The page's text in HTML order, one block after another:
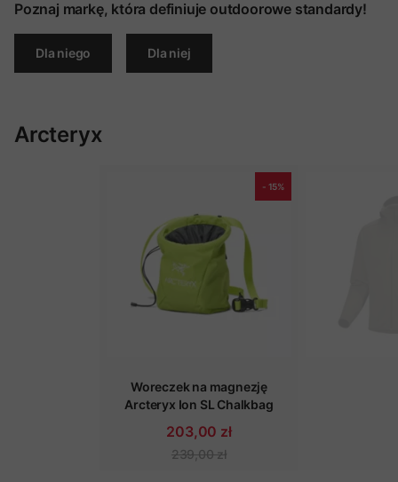
Poznaj markę, która definiuje outdoorowe standardy!
Dla niego Dla niej
Arcteryx
- 15%
Woreczek na magnezję
Arcteryx Ion SL Chalkbag
203,00 zł
239,00 zł